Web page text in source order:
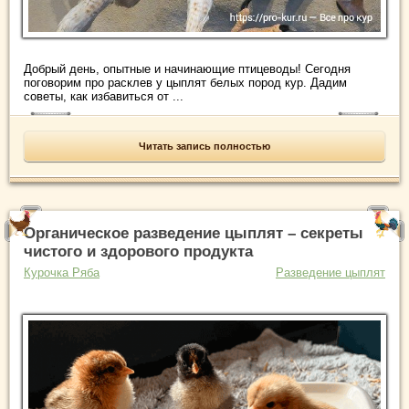
Добрый день, опытные и начинающие птицеводы! Сегодня
поговорим про расклев у цыплят белых пород кур. Дадим
советы, как избавиться от ...
Читать запись полностью
Органическое разведение цыплят – секреты
чистого и здорового продукта
Курочка Ряба Разведение цыплят